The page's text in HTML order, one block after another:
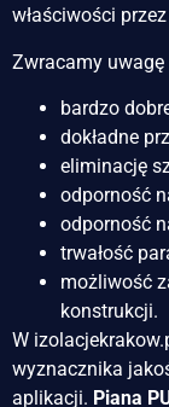
właściwości
Zwracamy
bardzo
dokładne
eliminację
odporność
odporność
trwałość
możliwość
konstrukcji.
W
wyznacznika
aplikacji. Piana